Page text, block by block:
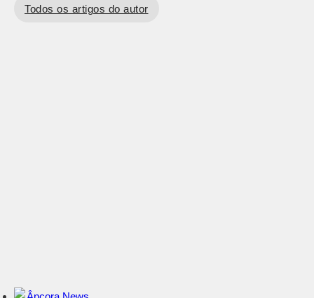
Todos os artigos do autor